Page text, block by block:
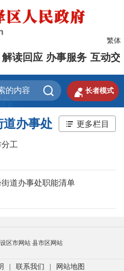
繁体
解读回应 办事服务 互动交
  长者模式
道办事处 更多栏目
工
道办事处职能清单
区市网站 县市区网站
| 联系我们 |
网站地图